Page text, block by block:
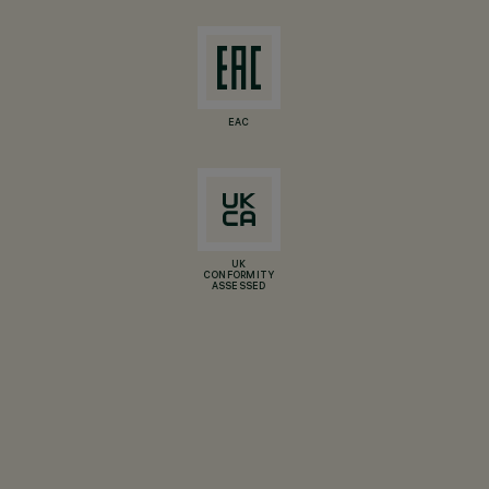
EAC
UK
CONFORMITY
ASSESSED